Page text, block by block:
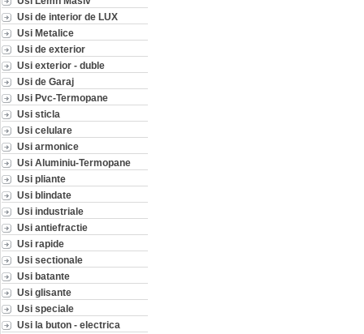
Usi de interior de LUX
Usi Metalice
Usi de exterior
Usi exterior - duble
Usi de Garaj
Usi Pvc-Termopane
Usi sticla
Usi celulare
Usi armonice
Usi Aluminiu-Termopane
Usi pliante
Usi blindate
Usi industriale
Usi antiefractie
Usi rapide
Usi sectionale
Usi batante
Usi glisante
Usi speciale
Usi la buton - electrica